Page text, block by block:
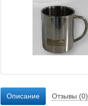
Описание Отзывы (0)